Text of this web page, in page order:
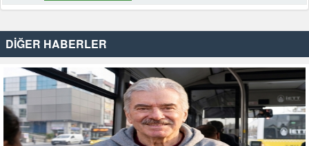
DİĞER HABERLER